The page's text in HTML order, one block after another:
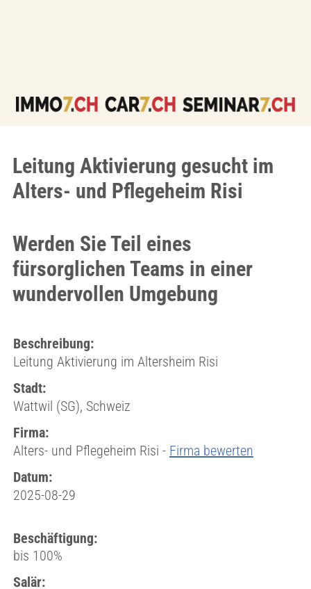
Leitung Aktivierung gesucht im
Alters- und Pflegeheim Risi
Werden Sie Teil eines
fürsorglichen Teams in einer
wundervollen Umgebung
Beschreibung:
Leitung Aktivierung im Altersheim Risi
Stadt:
Wattwil (SG), Schweiz
Firma:
Alters- und Pflegeheim Risi - Firma bewerten
Datum:
2025-08-29
Beschäftigung:
bis 100%
Salär: